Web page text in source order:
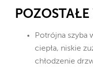
Potrójna szyba
ciepła, niskie
chłodzenie